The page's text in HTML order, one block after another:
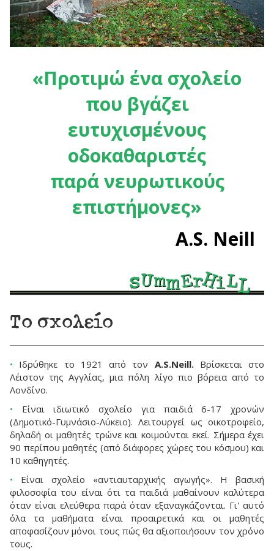
«Προτιμώ ένα σχολείο
που βγάζει
ευτυχισμένους
οδοκαθαριστές
παρά νευρωτικούς
επιστήμονες»
A.S. Neill
Το σχολείο
• Ιδρύθηκε το 1921 από τον A.S.Neill.Βρίσκεται στο
Λέιστον της Αγγλίας, μια πόλη λίγο πιο βόρεια από το
Λονδίνο.
• Είναι ιδιωτικό σχολείο για παιδιά 6-17 χρονών
(Δημοτικό-Γυμνάσιο-Λύκειο). Λειτουργεί ως οικοτροφείο,
δηλαδή οι μαθητές τρώνε και κοιμούνται εκεί. Σήμερα έχει
90 περίπου μαθητές (από διάφορες χώρες του κόσμου) και
10 καθηγητές.
• Είναι σχολείο «αντιαυταρχικής αγωγής». Η βασική
φιλοσοφία του είναι ότι τα παιδιά μαθαίνουν καλύτερα
όταν είναι ελεύθερα παρά όταν εξαναγκάζονται. Γι' αυτό
όλα τα μαθήματα είναι προαιρετικά και οι μαθητές
αποφασίζουν μόνοι τους πώς θα αξιοποιήσουν τον χρόνο
τους.